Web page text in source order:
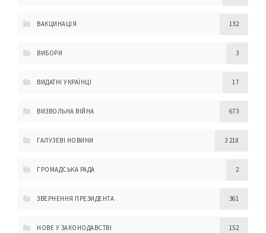
ВАКЦИНАЦІЯ 132
ВИБОРИ 3
ВИДАТНІ УКРАЇНЦІ 17
ВИЗВОЛЬНА ВІЙНА 673
ГАЛУЗЕВІ НОВИНИ 3 218
ГРОМАДСЬКА РАДА 2
ЗВЕРНЕННЯ ПРЕЗИДЕНТА 361
НОВЕ У ЗАКОНОДАВСТВІ 152